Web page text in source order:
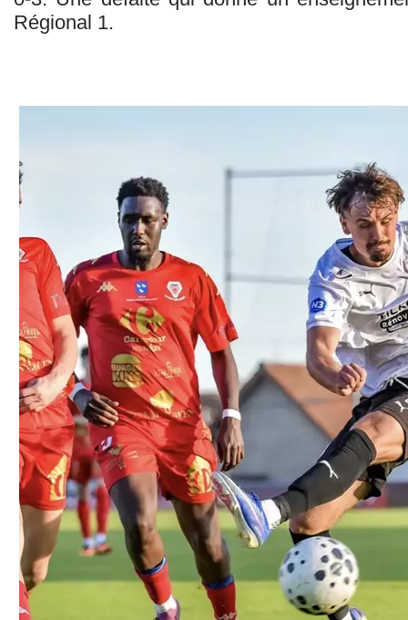
Régional 1.